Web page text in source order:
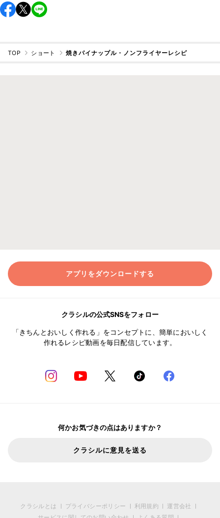
TOP ショート 焼きパイナップル・ノンフライヤーレシピ
アプリをダウンロードする
クラシルの公式SNSをフォロー
「きちんとおいしく作れる」をコンセプトに、簡単においしく
作れるレシピ動画を毎日配信しています。
何かお気づきの点はありますか？
クラシルに意見を送る
クラシルとは プライバシーポリシー 利用規約
運営会社